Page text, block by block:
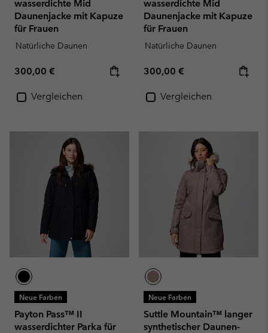
wasserdichte Mid
Daunenjacke mit Kapuze
für Frauen
Natürliche Daunen
Regular price:
300,00 €
Vergleichen
wasserdichte Mid
Daunenjacke mit Kapuze
für Frauen
Natürliche Daunen
Regular price:
300,00 €
Vergleichen
Neue Farben
Payton Pass™ II
wasserdichter Parka für
Neue Farben
Suttle Mountain™ langer
synthetischer Daunen-